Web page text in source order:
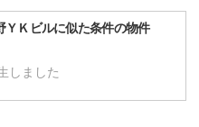
ＹＫビルに似た条件の物件
しました